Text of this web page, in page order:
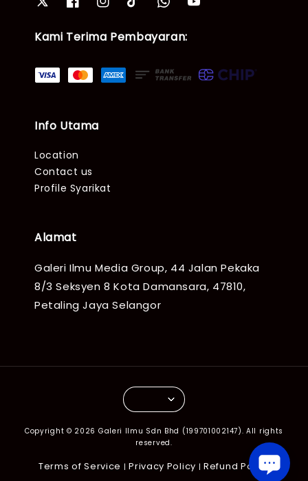
Kami Terima Pembayaran:
Info Utama
Location
Contact us
Profile Syarikat
Alamat
Galeri Ilmu Media Group, 44 Jalan Pekaka
8/3 Seksyen 8 Kota Damansara, 47810,
Petaling Jaya Selangor
Copyright © 2026 Galeri Ilmu Sdn Bhd (199701002147). All rights
reserved.
Terms of Service |Privacy Policy |Refund Policy